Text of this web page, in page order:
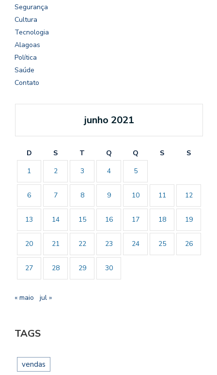
Segurança
Cultura
Tecnologia
Alagoas
Política
Saúde
Contato
junho 2021
D S T Q Q S
S
1
2 3 4 5
6 7 8 9 10 11 12
13 14 15 16 17 18 19
20 21 22 23 24 25 26
27 28 29 30
« maio jul »
TAGS
vendas